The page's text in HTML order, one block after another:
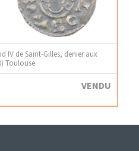
IV de Saint-Gilles, denier aux
Toulouse
VENDU